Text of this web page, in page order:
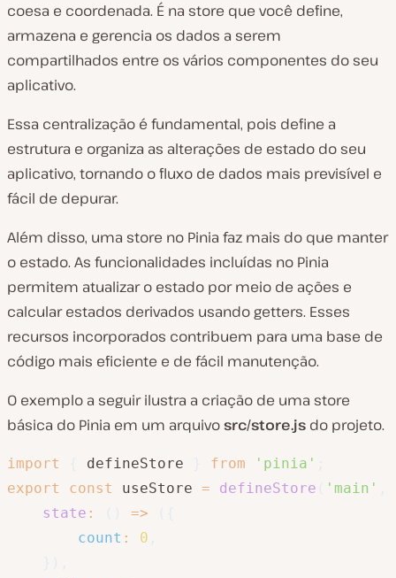
coesa e coordenada. É na store que você define,
armazena e gerencia os dados a serem
compartilhados entre os vários componentes do seu
aplicativo.
Essa centralização é fundamental, pois define a
estrutura e organiza as alterações de estado do seu
aplicativo, tornando o fluxo de dados mais previsível e
fácil de depurar.
Além disso, uma store no Pinia faz mais do que manter
o estado. As funcionalidades incluídas no Pinia
permitem atualizar o estado por meio de ações e
calcular estados derivados usando getters. Esses
recursos incorporados contribuem para uma base de
código mais eficiente e de fácil manutenção.
O exemplo a seguir ilustra a criação de uma store
básica do Pinia em um arquivosrc/store.js do projeto.
import defineStore from 'pinia'
export
const useStore = defineStore 'main'
state : =>
count : 0